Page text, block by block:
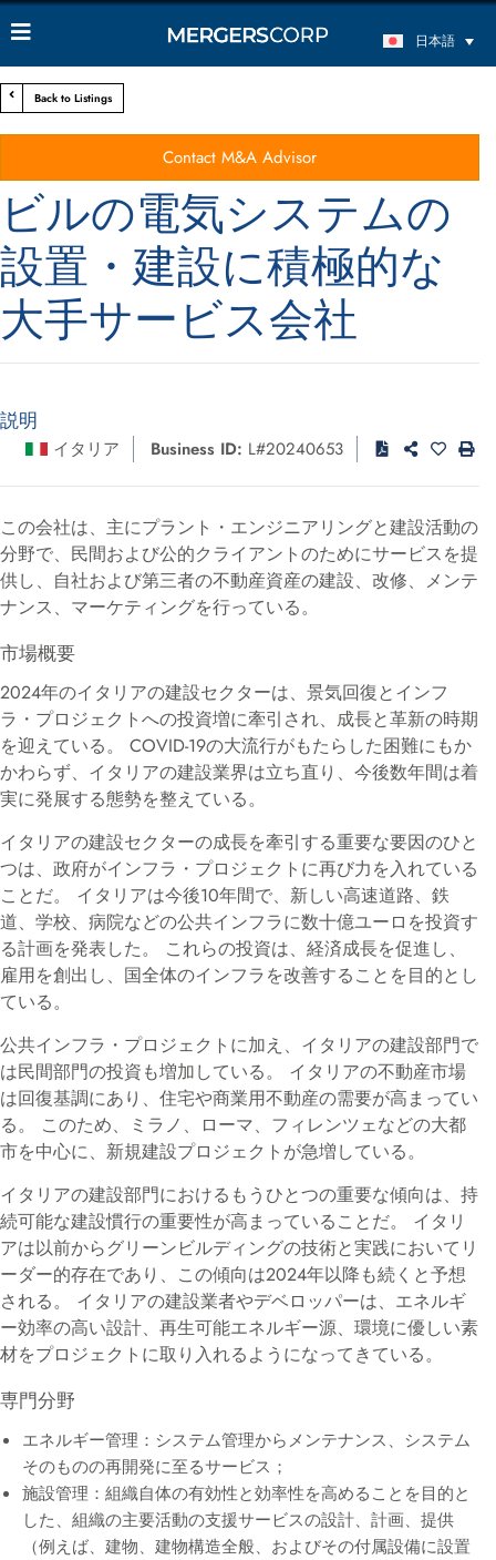
日本語
Back to Listings
Contact M&A Advisor
ビルの電気システムの
設置・建設に積極的な
大手サービス会社
説明
イタリア Business ID: L#20240653
この会社は、主にプラント・エンジニアリングと建設活動の
分野で、民間および公的クライアントのためにサービスを提
供し、自社および第三者の不動産資産の建設、改修、メンテ
ナンス、マーケティングを行っている。
市場概要
2024年のイタリアの建設セクターは、景気回復とインフ
ラ・プロジェクトへの投資増に牽引され、成長と革新の時期
を迎えている。 COVID-19の大流行がもたらした困難にもか
かわらず、イタリアの建設業界は立ち直り、今後数年間は着
実に発展する態勢を整えている。
イタリアの建設セクターの成長を牽引する重要な要因のひと
つは、政府がインフラ・プロジェクトに再び力を入れている
ことだ。 イタリアは今後10年間で、新しい高速道路、鉄
道、学校、病院などの公共インフラに数十億ユーロを投資す
る計画を発表した。 これらの投資は、経済成長を促進し、
雇用を創出し、国全体のインフラを改善することを目的とし
ている。
公共インフラ・プロジェクトに加え、イタリアの建設部門で
は民間部門の投資も増加している。 イタリアの不動産市場
は回復基調にあり、住宅や商業用不動産の需要が高まってい
る。 このため、ミラノ、ローマ、フィレンツェなどの大都
市を中心に、新規建設プロジェクトが急増している。
イタリアの建設部門におけるもうひとつの重要な傾向は、持
続可能な建設慣行の重要性が高まっていることだ。 イタリ
アは以前からグリーンビルディングの技術と実践においてリ
ーダー的存在であり、この傾向は2024年以降も続くと予想
される。 イタリアの建設業者やデベロッパーは、エネルギ
ー効率の高い設計、再生可能エネルギー源、環境に優しい素
材をプロジェクトに取り入れるようになってきている。
専門分野
エネルギー管理：システム管理からメンテナンス、システム
そのものの再開発に至るサービス；
施設管理：組織自体の有効性と効率性を高めることを目的と
した、組織の主要活動の支援サービスの設計、計画、提供
（例えば、建物、建物構造全般、およびその付属設備に設置